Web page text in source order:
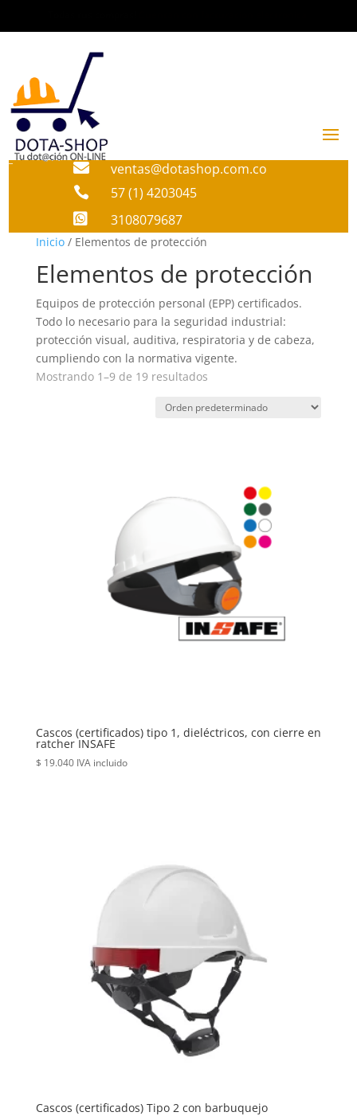
 ventas@dotashop.com.co
 57 (1) 4203045
 3108079687
Inicio/ Elementos de protección
Elementos de protección
Equipos de protección personal (EPP) certificados.
Todo lo necesario para la seguridad industrial:
protección visual, auditiva, respiratoria y de cabeza,
cumpliendo con la normativa vigente.
Mostrando 1–9 de 19 resultados
Cascos (certificados) tipo 1, dieléctricos, con cierre en
ratcher INSAFE
$ 19.040 IVA incluido
Cascos (certificados) Tipo 2 con barbuquejo